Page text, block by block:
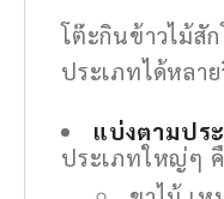
โต๊ะกินข้าวไม้สั
ประเภทได้หลา
แบ่งตามปร
ประเภทใหญ่ๆ